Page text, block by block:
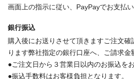
画面上の指示に従い、PayPayでお支払
銀行振込
購入後にお送りさせて頂きますご注文確
ります弊社指定の銀行口座へ、ご請求金
●ご注文日から３営業日以内のお振込を
●振込手数料はお客様負担となります。